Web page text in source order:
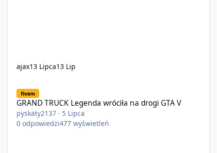
ajax13 Lipca13 Lip
fivem
GRAND TRUCK Legenda wróciła na drogi GTA V
pyskaty2137 · 5 Lipca
0 odpowiedzi477 wyświetleń